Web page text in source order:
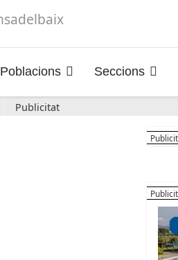
Poblacions Seccions
Publicitat